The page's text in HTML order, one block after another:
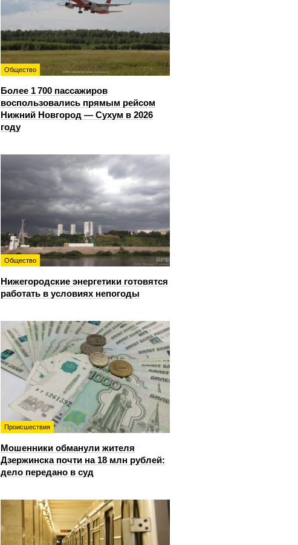
Общество
Более 1 700 пассажиров
воспользовались прямым рейсом
Нижний Новгород — Сухум в 2026
году
Общество
Нижегородские энергетики готовятся
работать в условиях непогоды
Происшествия
Мошенники обманули жителя
Дзержинска почти на 18 млн рублей:
дело передано в суд